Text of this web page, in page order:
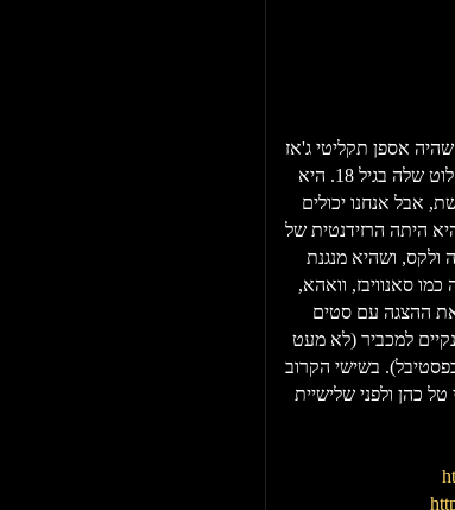
אספן תקליטי ג'אז
ופאנק, החלה את שיעורי הפסנתר שלה בגיל שש ואת קריירת התקלוט שלה בגיל 18. היא
אבל אנחנו יכולים
היתה הרזידנטית של
הליין הרוסי דה ולקס, ושהיא מנגנת
סאנוויבז, וואהא,
את ההצגה עם סטים
למכביר (לא מעט
בשישי הקרוב
כהן ולפני שלישיית